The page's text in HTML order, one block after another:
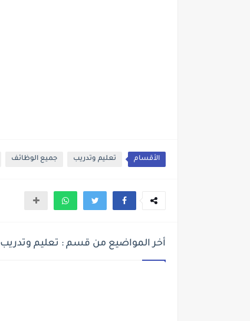
الأقسام تعليم وتدريب جميع الوظائف
أخر المواضيع من قسم : تعليم وتدريب